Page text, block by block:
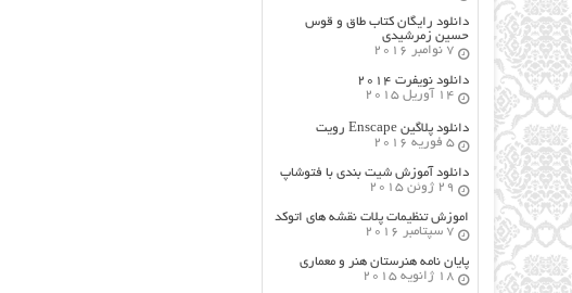
دانلود رایگان کتاب طاق و قوس
حسین زمرشیدی
7 نوامبر 2016
دانلود نویفرت ۲۰۱۴
14 آوریل 2015
دانلود پلاگین Enscape رویت
5 فوریه 2016
دانلود آموزش شیت بندی با فتوشاپ
29 ژوئن 2015
اموزش تنظیمات پلات نقشه های اتوکد
7 سپتامبر 2016
پایان نامه هنرستان هنر و معماري
18 ژانویه 2015